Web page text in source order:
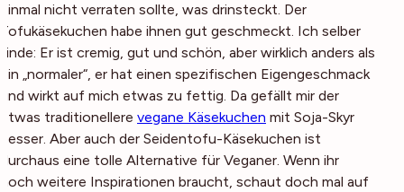
einmal nicht verraten sollte, was drinsteckt. Der
Tofukäsekuchen habe ihnen gut geschmeckt. Ich selber
finde: Er ist cremig, gut und schön, aber wirklich anders als
ein „normaler“, er hat einen spezifischen Eigengeschmack
und wirkt auf mich etwas zu fettig. Da gefällt mir der
etwas traditionellere vegane Käsekuchen mit Soja-Skyr
besser. Aber auch der Seidentofu-Käsekuchen ist
durchaus eine tolle Alternative für Veganer. Wenn ihr
noch weitere Inspirationen braucht, schaut doch mal auf